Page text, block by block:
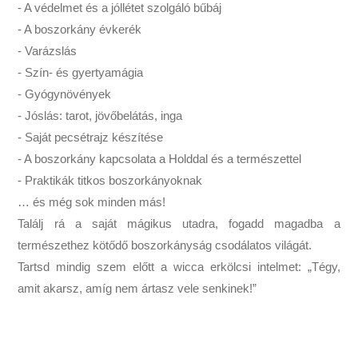
- A védelmet és a jóllétet szolgáló bűbáj
- A boszorkány évkerék
- Varázslás
- Szín- és gyertyamágia
- Gyógynövények
- Jóslás: tarot, jövőbelátás, inga
- Saját pecsétrajz készítése
- A boszorkány kapcsolata a Holddal és a természettel
- Praktikák titkos boszorkányoknak
… és még sok minden más!
Találj rá a saját mágikus utadra, fogadd magadba a
természethez kötődő boszorkányság csodálatos világát.
Tartsd mindig szem előtt a wicca erkölcsi intelmet: „Tégy,
amit akarsz, amíg nem ártasz vele senkinek!”